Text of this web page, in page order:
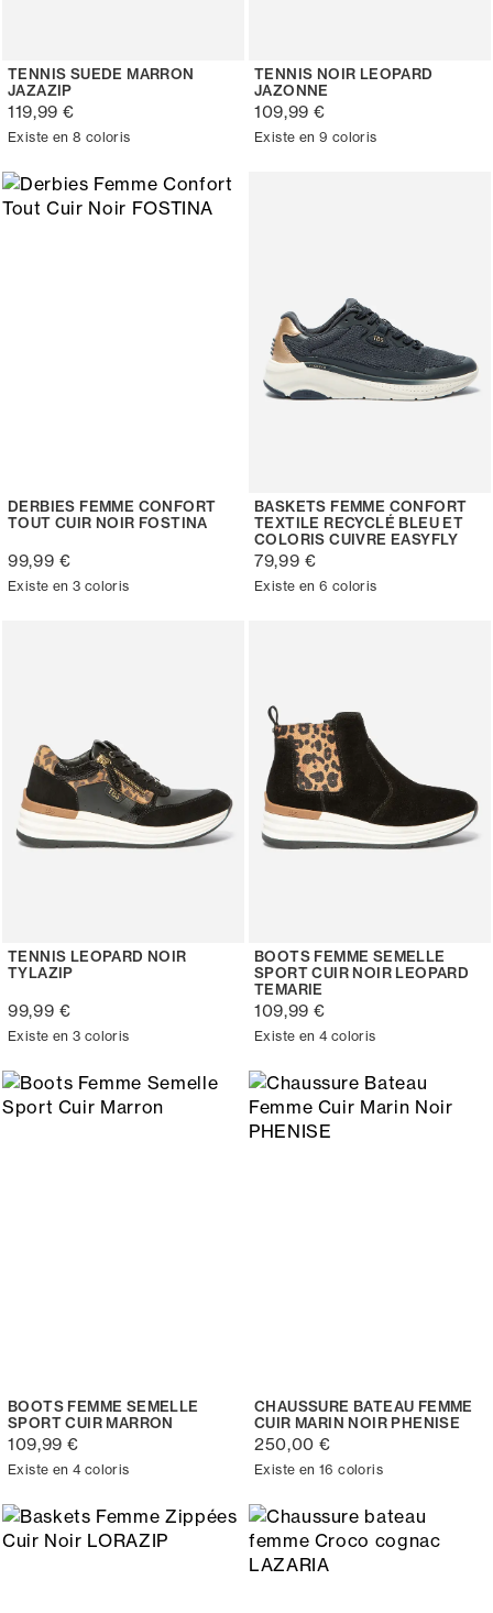
TENNIS SUEDE MARRON
JAZAZIP
119,99 €
Existe en 8 coloris
TENNIS NOIR LEOPARD
JAZONNE
109,99 €
Existe en 9 coloris
DERBIES FEMME CONFORT
TOUT CUIR NOIR FOSTINA
99,99 €
Existe en 3 coloris
BASKETS FEMME CONFORT
TEXTILE RECYCLÉ BLEU ET
COLORIS CUIVRE EASYFLY
79,99 €
Existe en 6 coloris
TENNIS LEOPARD NOIR
TYLAZIP
99,99 €
Existe en 3 coloris
BOOTS FEMME SEMELLE
SPORT CUIR NOIR LEOPARD
TEMARIE
109,99 €
Existe en 4 coloris
BOOTS FEMME SEMELLE
SPORT CUIR MARRON
109,99 €
Existe en 4 coloris
CHAUSSURE BATEAU FEMME
CUIR MARIN NOIR PHENISE
250,00 €
Existe en 16 coloris